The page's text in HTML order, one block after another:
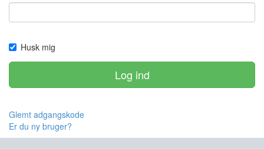
Husk mig
Log ind
Glemt adgangskode
Er du ny bruger?